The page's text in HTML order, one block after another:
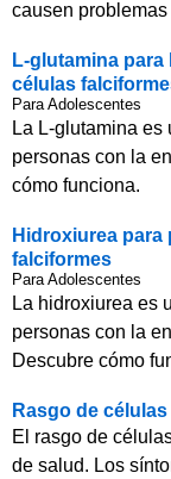
causen
L-glutamina
células
Para Adolescentes
La L-glutamina
personas con la
cómo funciona.
Hidroxiurea
falciformes
Para Adolescentes
La hidroxiurea es
personas con la
Descubre cómo
Rasgo de
El rasgo de
de salud. Los